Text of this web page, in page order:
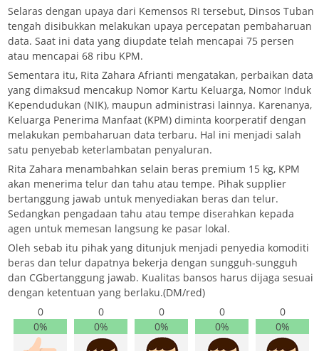
Selaras dengan upaya dari Kemensos RI tersebut, Dinsos Tuban
tengah disibukkan melakukan upaya percepatan pembaharuan
data. Saat ini data yang diupdate telah mencapai 75 persen
atau mencapai 68 ribu KPM.
Sementara itu, Rita Zahara Afrianti mengatakan, perbaikan data
yang dimaksud mencakup Nomor Kartu Keluarga, Nomor Induk
Kependudukan (NIK), maupun administrasi lainnya. Karenanya,
Keluarga Penerima Manfaat (KPM) diminta koorperatif dengan
melakukan pembaharuan data terbaru. Hal ini menjadi salah
satu penyebab keterlambatan penyaluran.
Rita Zahara menambahkan selain beras premium 15 kg, KPM
akan menerima telur dan tahu atau tempe. Pihak supplier
bertanggung jawab untuk menyediakan beras dan telur.
Sedangkan pengadaan tahu atau tempe diserahkan kepada
agen untuk memesan langsung ke pasar lokal.
Oleh sebab itu pihak yang ditunjuk menjadi penyedia komoditi
beras dan telur dapatnya bekerja dengan sungguh-sungguh
dan CGbertanggung jawab. Kualitas bansos harus dijaga sesuai
dengan ketentuan yang berlaku.(DM/red)
0
0%
0
0%
0
0%
0
0%
0
0%